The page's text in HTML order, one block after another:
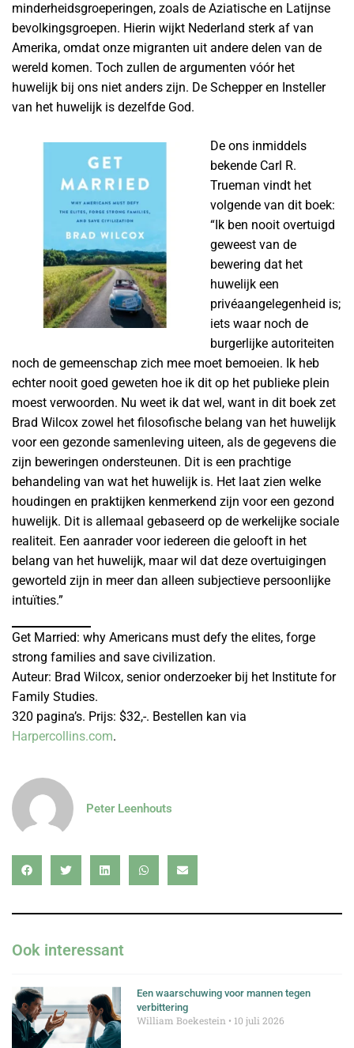
minderheidsgroeperingen, zoals de Aziatische en Latijnse
bevolkingsgroepen. Hierin wijkt Nederland sterk af van
Amerika, omdat onze migranten uit andere delen van de
wereld komen. Toch zullen de argumenten vóór het
huwelijk bij ons niet anders zijn. De Schepper en Insteller
van het huwelijk is dezelfde God.
De ons inmiddels
bekende Carl R.
Trueman vindt het
volgende van dit boek:
“Ik ben nooit overtuigd
geweest van de
bewering dat het
huwelijk een
privéaangelegenheid is;
iets waar noch de
burgerlijke autoriteiten
noch de gemeenschap zich mee moet bemoeien. Ik heb
echter nooit goed geweten hoe ik dit op het publieke plein
moest verwoorden. Nu weet ik dat wel, want in dit boek zet
Brad Wilcox zowel het filosofische belang van het huwelijk
voor een gezonde samenleving uiteen, als de gegevens die
zijn beweringen ondersteunen. Dit is een prachtige
behandeling van wat het huwelijk is. Het laat zien welke
houdingen en praktijken kenmerkend zijn voor een gezond
huwelijk. Dit is allemaal gebaseerd op de werkelijke sociale
realiteit. Een aanrader voor iedereen die gelooft in het
belang van het huwelijk, maar wil dat deze overtuigingen
geworteld zijn in meer dan alleen subjectieve persoonlijke
intuïties.”
Get Married: why Americans must defy the elites, forge
strong families and save civilization.
Auteur: Brad Wilcox, senior onderzoeker bij het Institute for
Family Studies.
320 pagina’s. Prijs: $32,-. Bestellen kan via
Harpercollins.com.
Peter Leenhouts
Ook interessant
Een waarschuwing voor mannen tegen
verbittering
William Boekestein 10 juli 2026